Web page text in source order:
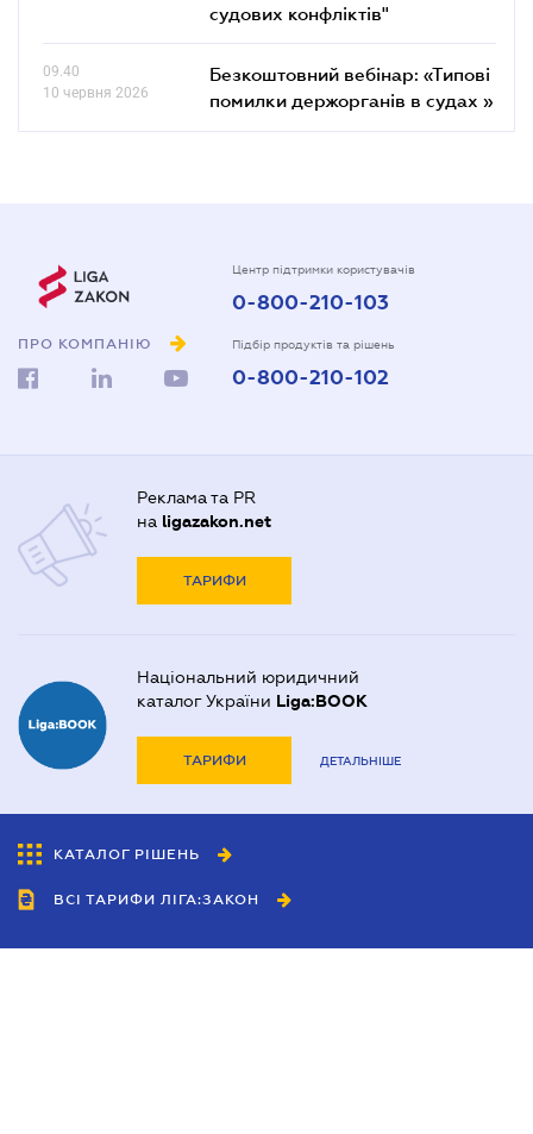
судових конфліктів"
09.40
10 червня 2026
Безкоштовний вебінар: «Типові
помилки держорганів в судах »
ПРО КОМПАНІЮ
Центр підтримки користувачів
0-800-210-103
Підбір продуктів та рішень
0-800-210-102
Реклама та PR
на ligazakon.net
ТАРИФИ
Національний юридичний
каталог України Liga:BOOK
ТАРИФИ ДЕТАЛЬНІШЕ
КАТАЛОГ РІШЕНЬ
ВСІ ТАРИФИ ЛІГА:ЗАКОН